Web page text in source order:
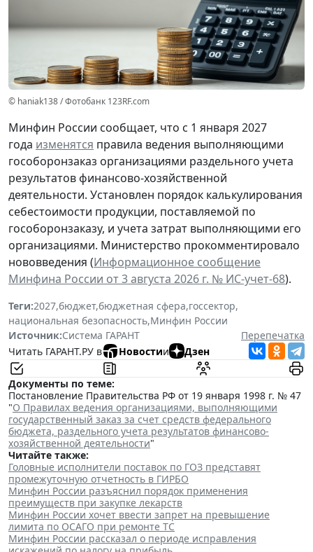
© haniak138 / Фотобанк 123RF.com
Минфин России сообщает, что с 1 января 2027
года изменятся правила ведения выполняющими
гособоронзаказ организациями раздельного учета
результатов финансово-хозяйственной
деятельности. Установлен порядок калькулирования
себестоимости продукции, поставляемой по
гособоронзаказу, и учета затрат выполняющими его
организациями. Министерство прокомментировало
нововведения (Информационное сообщение
Минфина России от 3 августа 2026 г. № ИС-учет-68).
Теги:2027,бюджет,бюджетная сфера,госсектор,
национальная безопасность,Минфин России
Источник:Система ГАРАНТ
Перепечатка
Читать ГАРАНТ.РУ в
Новостии Дзен
Документы по теме:
Постановление Правительства РФ от 19 января 1998 г. № 47
"О Правилах ведения организациями, выполняющими
государственный заказ за счет средств федерального
бюджета, раздельного учета результатов финансово-
хозяйственной деятельности"
Читайте также:
Головные исполнители поставок по ГОЗ представят
промежуточную отчетность в ГИРБО
Минфин России разъяснил порядок применения
преимуществ при закупке лекарств
Минфин России хочет ввести запрет на превышение
лимита по ОСАГО при ремонте ТС
Минфин России рассказал о периоде исправления